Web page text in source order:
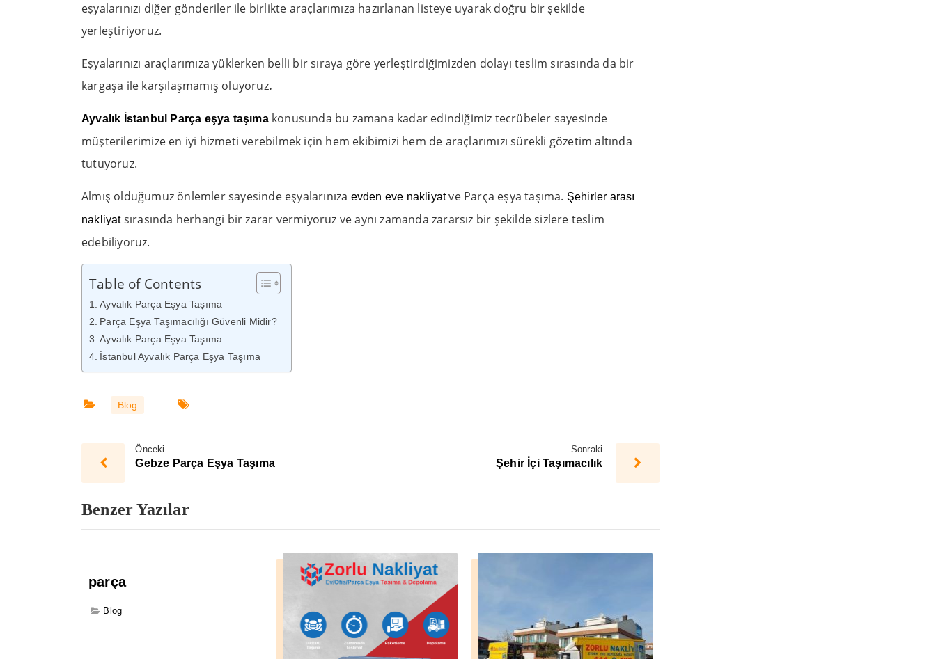
eşyalarınızı diğer gönderiler ile birlikte araçlarımıza hazırlanan listeye uyarak doğru bir şekilde
yerleştiriyoruz.
Eşyalarınızı araçlarımıza yüklerken belli bir sıraya göre yerleştirdiğimizden dolayı teslim sırasında da bir
kargaşa ile karşılaşmamış oluyoruz.
Ayvalık İstanbul Parça eşya taşıma konusunda bu zamana kadar edindiğimiz tecrübeler sayesinde
müşterilerimize en iyi hizmeti verebilmek için hem ekibimizi hem de araçlarımızı sürekli gözetim altında
tutuyoruz.
Almış olduğumuz önlemler sayesinde eşyalarınıza evden eve nakliyatve Parça eşya taşıma. Şehirler arası
nakliyatsırasında herhangi bir zarar vermiyoruz ve aynı zamanda zararsız bir şekilde sizlere teslim
edebiliyoruz.
Table of Contents
Ayvalık Parça Eşya Taşıma
Parça Eşya Taşımacılığı Güvenli Midir?
Ayvalık Parça Eşya Taşıma
İstanbul Ayvalık Parça Eşya Taşıma
Blog
Önceki
Gebze Parça Eşya Taşıma
Sonraki
Şehir İçi Taşımacılık
Benzer Yazılar
parça
Blog